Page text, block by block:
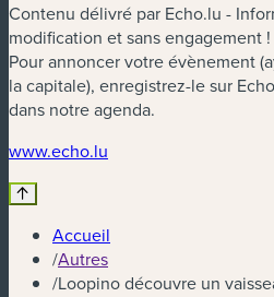
Contenu délivré par Echo.lu -
modification et sans engagement !
Pour annoncer votre évènement
la capitale), enregistrez-le sur
dans notre agenda.
www.echo.lu
Accueil
/Autres
/Loopino découvre un